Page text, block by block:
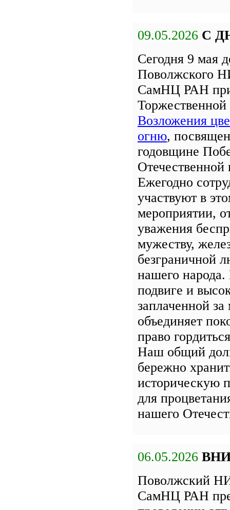
09.05.2026 С
Сегодня 9 мая
Поволжского
СамНЦ РАН
Возложения
огню,
годовщине
Отечественной
Ежегодно
участвуют в
мероприятии,
уважения
мужеству,
безграничной
нашего
подвиге и
заплаченной
объединяет
право
Наш общий
бережно
историческую
для
нашего
06.05.2026
Поволжский
СамНЦ РАН